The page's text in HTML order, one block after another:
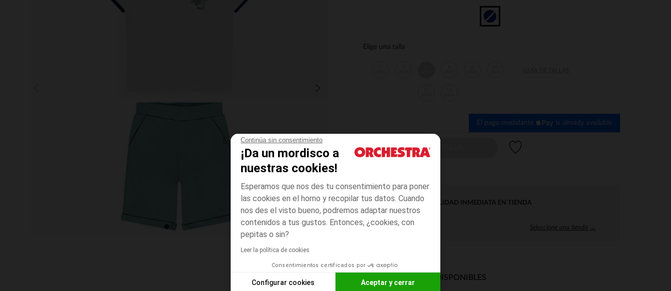
Continúa sin consentimiento
¡Da un mordisco a
nuestras cookies!
Esperamos que nos des tu consentimiento para poner
las cookies en el horno y recopilar tus datos. Cuando
nos des el visto bueno, podremos adaptar nuestros
contenidos a tus gustos. Entonces, ¿cookies, con
pepitas o sin?
Leer la política de cookies
Consentimientos certificados por
Configurar cookies Aceptar y cerrar
Elige una talla
El pago medidante is already available
ELIGE UNA TALLA
DISPONIBILIDAD INMEDIATA EN TIENDA
Seleccione una tienda →
MODOS DE ENVÍO DISPONIBLES